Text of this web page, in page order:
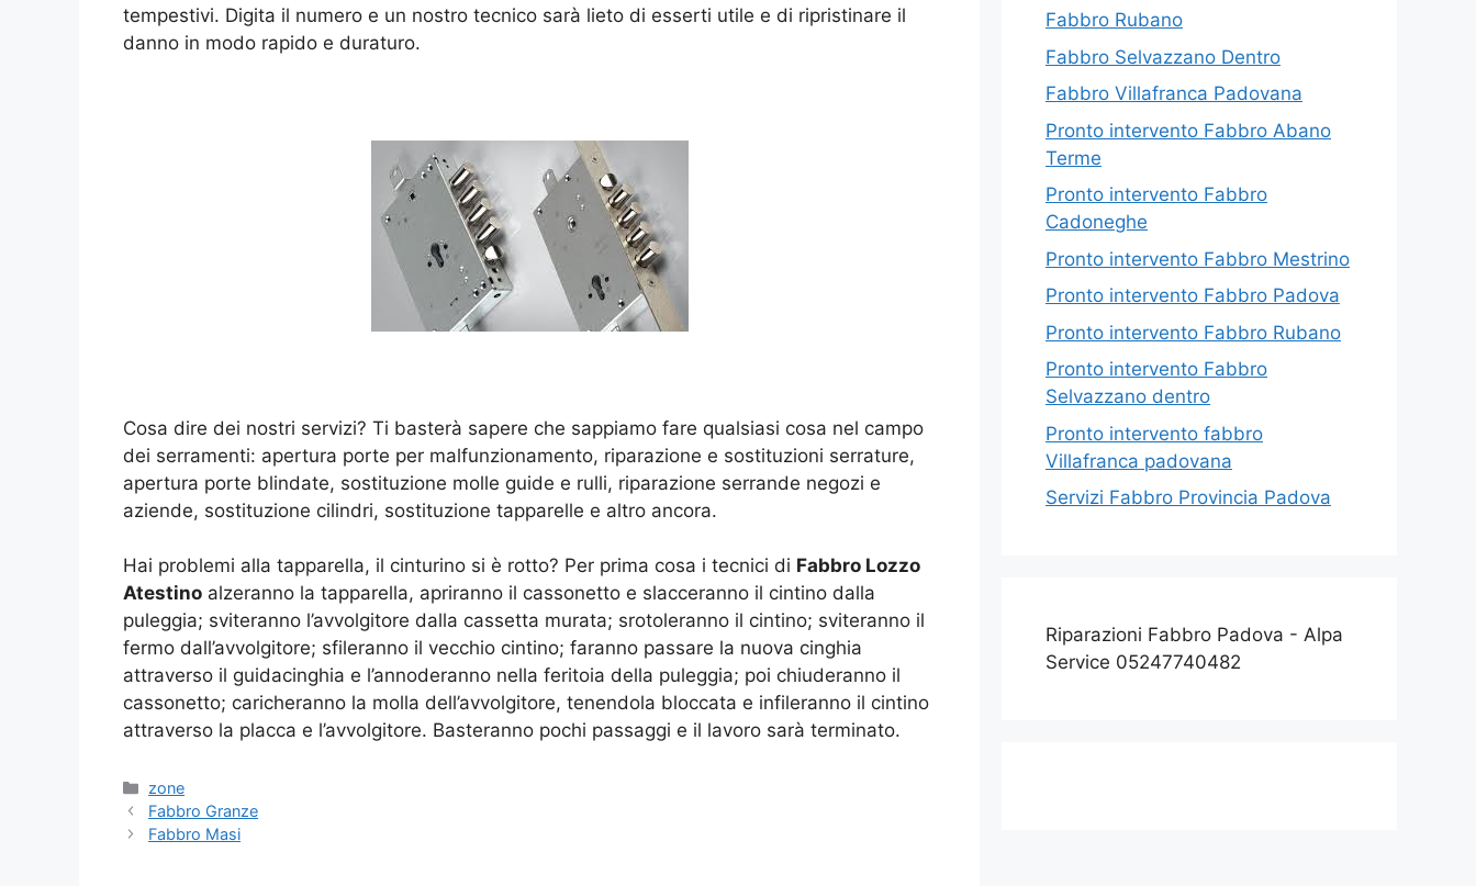
tempestivi. Digita il numero e un nostro tecnico sarà lieto di esserti utile e di ripristinare il
danno in modo rapido e duraturo.
Cosa dire dei nostri servizi? Ti basterà sapere che sappiamo fare qualsiasi cosa nel campo
dei serramenti: apertura porte per malfunzionamento, riparazione e sostituzioni serrature,
apertura porte blindate, sostituzione molle guide e rulli, riparazione serrande negozi e
aziende, sostituzione cilindri, sostituzione tapparelle e altro ancora.
Hai problemi alla tapparella, il cinturino si è rotto? Per prima cosa i tecnici di Fabbro Lozzo
Atestino alzeranno la tapparella, apriranno il cassonetto e slacceranno il cintino dalla
puleggia; sviteranno l’avvolgitore dalla cassetta murata; srotoleranno il cintino; sviteranno il
fermo dall’avvolgitore; sfileranno il vecchio cintino; faranno passare la nuova cinghia
attraverso il guidacinghia e l’annoderanno nella feritoia della puleggia; poi chiuderanno il
cassonetto; caricheranno la molla dell’avvolgitore, tenendola bloccata e infileranno il cintino
attraverso la placca e l’avvolgitore. Basteranno pochi passaggi e il lavoro sarà terminato.
Categorie
zone
Fabbro Granze
Fabbro Masi
Fabbro Rubano
Fabbro Selvazzano Dentro
Fabbro Villafranca Padovana
Pronto intervento Fabbro Abano
Terme
Pronto intervento Fabbro
Cadoneghe
Pronto intervento Fabbro Mestrino
Pronto intervento Fabbro Padova
Pronto intervento Fabbro Rubano
Pronto intervento Fabbro
Selvazzano dentro
Pronto intervento fabbro
Villafranca padovana
Servizi Fabbro Provincia Padova
Riparazioni Fabbro Padova - Alpa
Service 05247740482